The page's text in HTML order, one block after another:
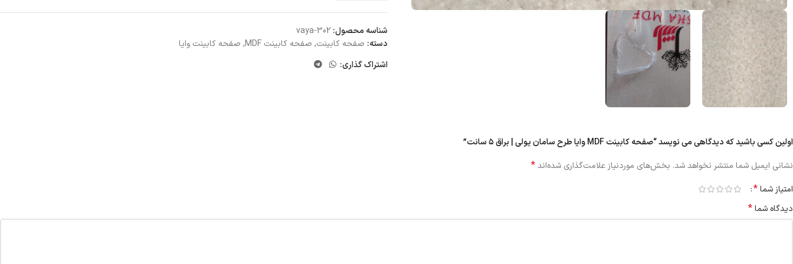
شناسه محصول: vaya-302
دسته: صفحه کابینت, صفحه کابینت MDF , صفحه کابینت وایا
اشتراک گذاری:
اولین کسی باشید که دیدگاهی می نویسد “صفحه کابینت MDF وایا طرح سامان یولی | براق ۵ سانت”
نشانی ایمیل شما منتشر نخواهد شد. بخش‌های موردنیاز علامت‌گذاری شده‌اند*
امتیاز شما*
دیدگاه شما*